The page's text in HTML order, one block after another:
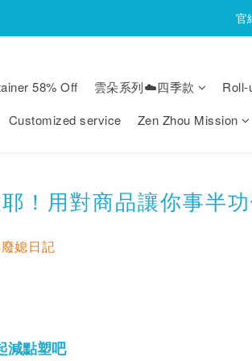
官
官
官
58% Off 雲朵系列☁️四季款 Roll-
Customized service Zen Zhou Mission
！用對商品讓你事半
媳日記
減點塑吧